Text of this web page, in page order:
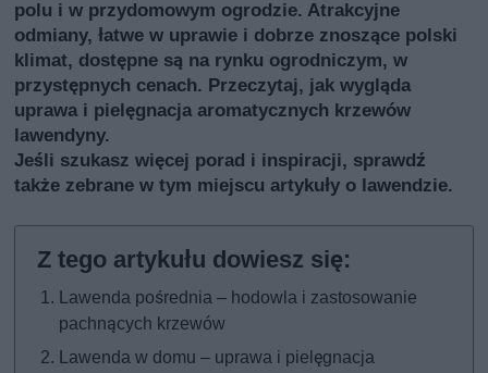
polu i w przydomowym ogrodzie. Atrakcyjne
odmiany, łatwe w uprawie i dobrze znoszące polski
klimat, dostępne są na rynku ogrodniczym, w
przystępnych cenach. Przeczytaj, jak wygląda
uprawa i pielęgnacja aromatycznych krzewów
lawendyny.
Jeśli szukasz więcej porad i inspiracji, sprawdź
także zebrane w tym miejscu artykuły o lawendzie.
Lawenda pośrednia – hodowla i zastosowanie
pachnących krzewów
Lawenda w domu – uprawa i pielęgnacja